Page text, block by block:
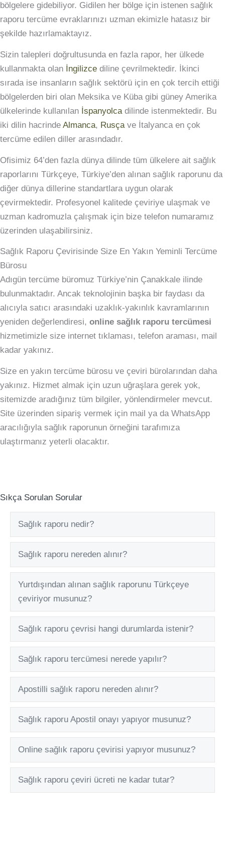
bölgelere gidebiliyor. Gidilen her bölge için istenen sağlık
raporu tercüme evraklarınızı uzman ekimizle hatasız bir
şekilde hazırlamaktayız.
Sizin talepleri doğrultusunda en fazla rapor, her ülkede
kullanmakta olan İngilizce diline çevrilmektedir. İkinci
sırada ise insanların sağlık sektörü için en çok tercih ettiği
bölgelerden biri olan Meksika ve Küba gibi güney Amerika
ülkelerinde kullanılan İspanyolcadilinde istenmektedir. Bu
iki dilin hacrinde Almanca, Rusçave İtalyanca en çok
tercüme edilen diller arasındadır.
Ofisimiz 64’den fazla dünya dilinde tüm ülkelere ait sağlık
raporlarını Türkçeye, Türkiye’den alınan sağlık raporunu da
diğer dünya dillerine standartlara uygun olarak
çevirmektedir. Profesyonel kalitede çeviriye ulaşmak ve
uzman kadromuzla çalışmak için bize telefon numaramız
üzerinden ulaşabilirsiniz.
Sağlık Raporu Çevirisinde Size En Yakın Yeminli Tercüme
Bürosu
Adıgün tercüme büromuz Türkiye’nin Çanakkale ilinde
bulunmaktadır. Ancak teknolojinin başka bir faydası da
alıcıyla satıcı arasındaki uzaklık-yakınlık kavramlarının
yeniden değerlendiresi, online sağlık raporu tercümesi
hizmetimizle size internet tıklaması, telefon araması, mail
kadar yakınız.
Size en yakın tercüme bürosu ve çeviri bürolarından daha
yakınız. Hizmet almak için uzun uğraşlara gerek yok,
sitemizde aradığınız tüm bilgiler, yönlendirmeler mevcut.
Site üzerinden sipariş vermek için mail ya da WhatsApp
aracılığıyla sağlık raporunun örneğini tarafımıza
ulaştırmanız yeterli olacaktır.
Sıkça Sorulan Sorular
Sağlık raporu nedir?
Sağlık raporu nereden alınır?
Yurtdışından alınan sağlık raporunu Türkçeye
çeviriyor musunuz?
Sağlık raporu çevrisi hangi durumlarda istenir?
Sağlık raporu tercümesi nerede yapılır?
Apostilli sağlık raporu nereden alınır?
Sağlık raporu Apostil onayı yapıyor musunuz?
Online sağlık raporu çevirisi yapıyor musunuz?
Sağlık raporu çeviri ücreti ne kadar tutar?